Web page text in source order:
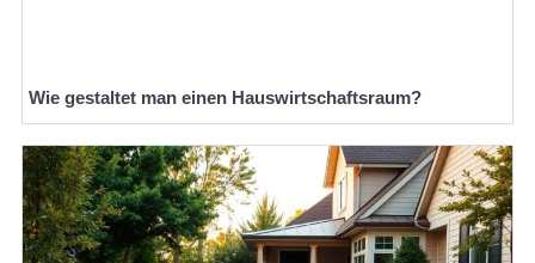
Wie gestaltet man einen Hauswirtschaftsraum?